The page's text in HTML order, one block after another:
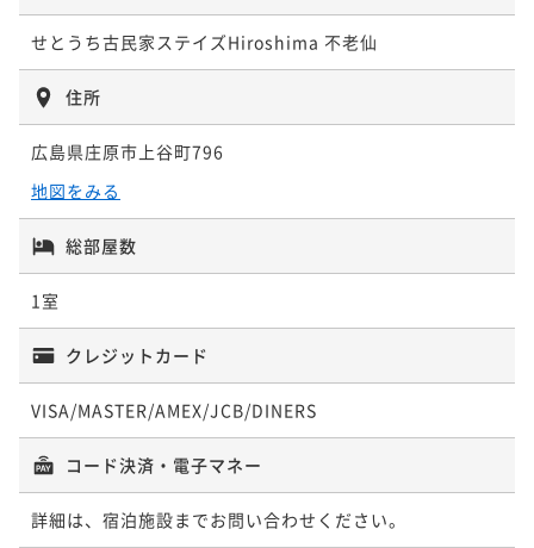
せとうち古民家ステイズHiroshima 不老仙
住所
広島県庄原市上谷町796
地図をみる
総部屋数
1室
クレジットカード
VISA/MASTER/AMEX/JCB/DINERS
コード決済・電子マネー
詳細は、宿泊施設までお問い合わせください。